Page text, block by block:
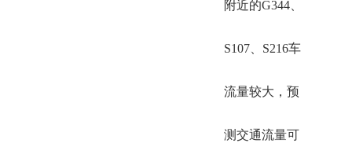
附近的G344、
S107、S216车
流量较大，预
测交通流量可